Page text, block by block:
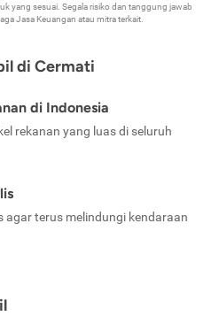
yang sesuai. Segala risiko dan tanggung jawab
Jasa Keuangan atau mitra terkait.
di Cermati
di Indonesia
rekanan yang luas di seluruh
agar terus melindungi kendaraan